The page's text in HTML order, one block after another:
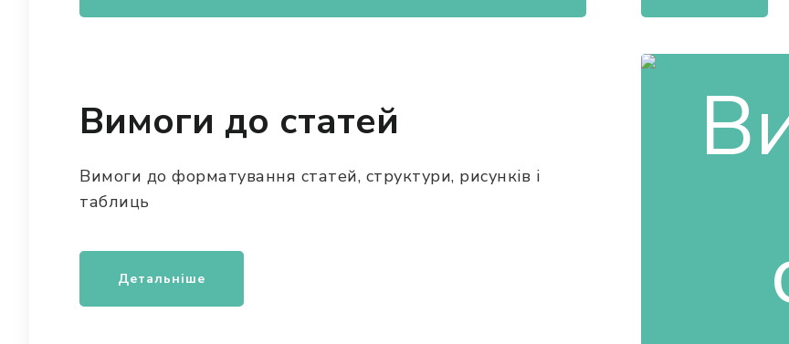
Вимоги до статей
Вимоги до форматування статей, структури, рисунків і
таблиць
Детальніше